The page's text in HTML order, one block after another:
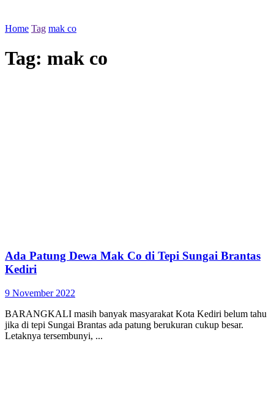
Home Tag mak co
Tag: mak co
Ada Patung Dewa Mak Co di Tepi Sungai Brantas
Kediri
9 November 2022
BARANGKALI masih banyak masyarakat Kota Kediri belum tahu
jika di tepi Sungai Brantas ada patung berukuran cukup besar.
Letaknya tersembunyi, ...